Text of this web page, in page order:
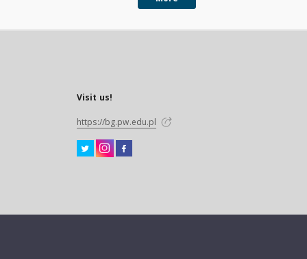
Visit us!
https://bg.pw.edu.pl